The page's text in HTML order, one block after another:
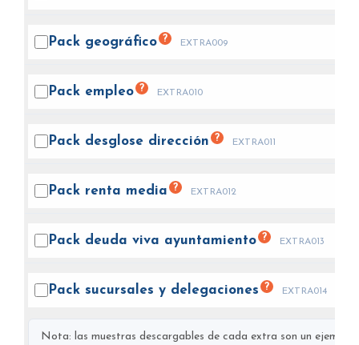
Pack geográfico ? EXTRA009
Pack empleo ? EXTRA010
Pack desglose dirección ? EXTRA011
Pack renta media ? EXTRA012
Pack deuda viva ayuntamiento ? EXTRA013
Pack sucursales y delegaciones ? EXTRA014
Nota: las muestras descargables de cada extra son un